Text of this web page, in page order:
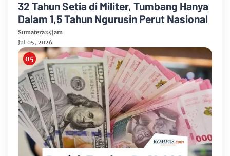
32 Tahun Setia di Militer, Tumbang Hanya
Dalam 1,5 Tahun Ngurusin Perut Nasional
Sumatera24jam
Jul 05, 2026